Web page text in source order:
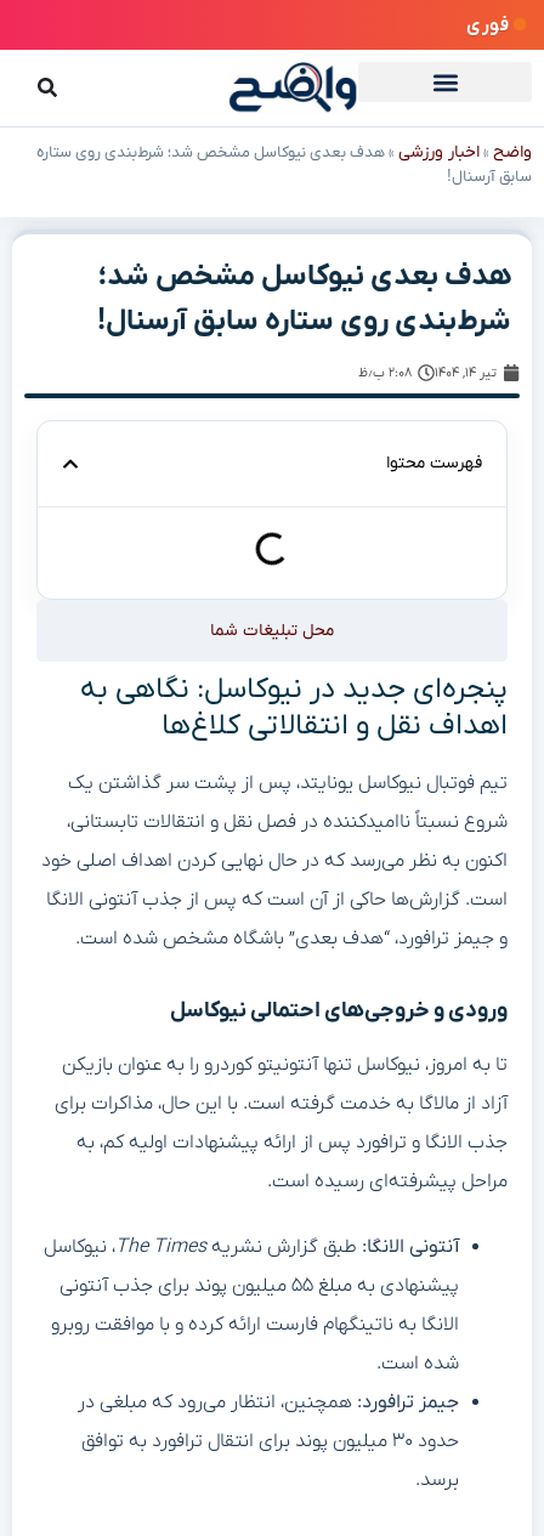
فوری
واضح »اخبار ورزشی »هدف بعدی نیوکاسل مشخص شد؛ شرط‌بندی روی ستاره
سابق آرسنال!
هدف بعدی نیوکاسل مشخص شد؛
شرط‌بندی روی ستاره سابق آرسنال!
تیر ۱۴, ۱۴۰۴ ۲:۰۸ ب٫ظ
فهرست محتوا
محل تبلیغات شما
پنجره‌ای جدید در نیوکاسل: نگاهی به
اهداف نقل و انتقالاتی کلاغ‌ها
تیم فوتبال نیوکاسل یونایتد، پس از پشت سر گذاشتن یک
شروع نسبتاً ناامیدکننده در فصل نقل و انتقالات تابستانی،
اکنون به نظر می‌رسد که در حال نهایی کردن اهداف اصلی خود
است. گزارش‌ها حاکی از آن است که پس از جذب آنتونی الانگا
و جیمز ترافورد، “هدف بعدی” باشگاه مشخص شده است.
ورودی و خروجی‌های احتمالی نیوکاسل
تا به امروز، نیوکاسل تنها آنتونیتو کوردرو را به عنوان بازیکن
آزاد از مالاگا به خدمت گرفته است. با این حال، مذاکرات برای
جذب الانگا و ترافورد پس از ارائه پیشنهادات اولیه کم، به
مراحل پیشرفته‌ای رسیده است.
آنتونی الانگا: طبق گزارش نشریهThe Times، نیوکاسل
پیشنهادی به مبلغ ۵۵ میلیون پوند برای جذب آنتونی
الانگا به ناتینگهام فارست ارائه کرده و با موافقت روبرو
شده است.
جیمز ترافورد: همچنین، انتظار می‌رود که مبلغی در
حدود ۳۰ میلیون پوند برای انتقال ترافورد به توافق
برسد.